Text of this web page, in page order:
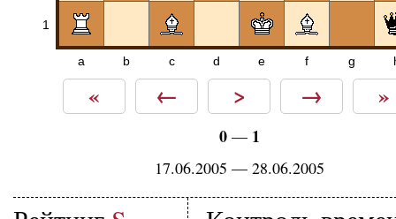
1
a b c d e f g
« ← > → »
0— 1
17.06.2005 — 28.06.2005